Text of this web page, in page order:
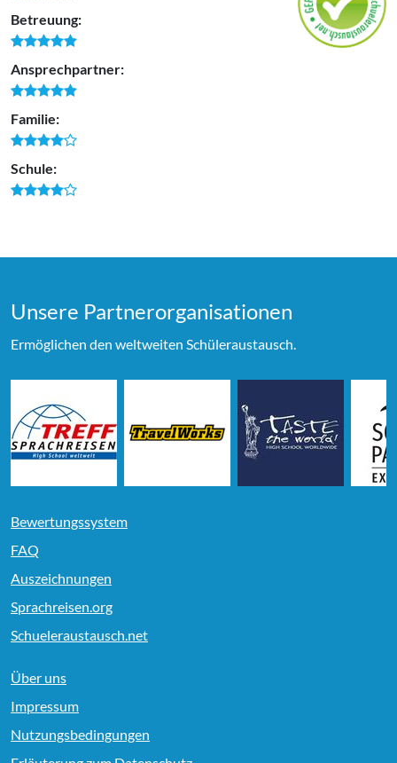
Betreuung:
Ansprechpartner:
Familie:
Schule:
Unsere Partner­organi­sationen
Ermöglichen den weltweiten Schüleraustausch.
Bewertungssystem
FAQ
Auszeichnungen
Sprachreisen.org
Schueleraustausch.net
Über uns
Impressum
Nutzungsbedingungen